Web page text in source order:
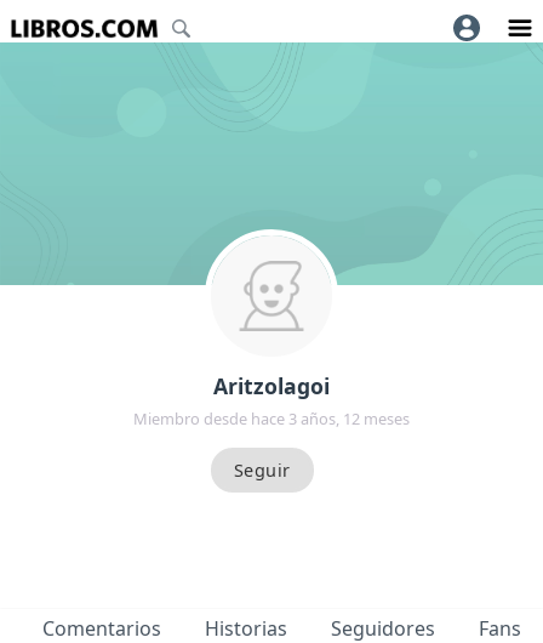
Aritzolagoi
Miembro desde hace 3 años, 12 meses
Comentarios Historias Seguidores Fans